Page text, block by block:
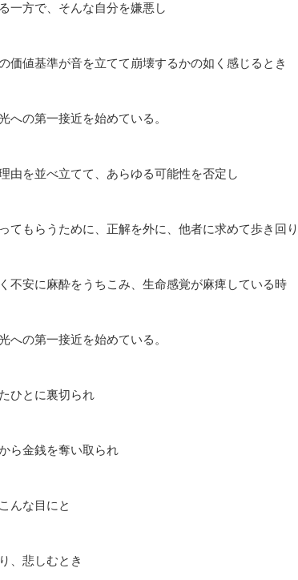
一方で、そんな自分を嫌悪し
価値基準が音を立てて崩壊するかの如く感じるとき
への第一接近を始めている。
由を並べ立てて、あらゆる可能性を否定し
てもらうために、正解を外に、他者に求めて歩き回り
不安に麻酔をうちこみ、生命感覚が麻痺している時
への第一接近を始めている。
ひとに裏切られ
ら金銭を奪い取られ
んな目にと
、悲しむとき